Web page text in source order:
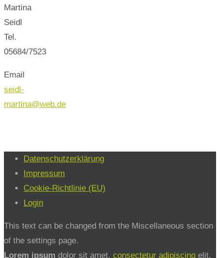
Martina
Seidl
Tel.
05684/7523
Email
seidl-
martina@web.de
Datenschutzerklärung
Impressum
Cookie-Richtlinie (EU)
Login
This text can be changed from the Miscellaneous section
of the settings page.
Lorem ipsum dolor sit amet, consectetur adipiscing elit,